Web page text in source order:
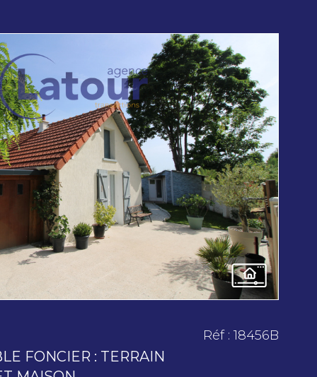
voir le
bien
FONCIER : TERRAIN
Réf : 18456B